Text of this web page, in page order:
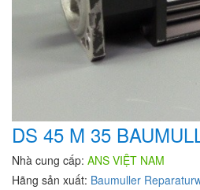
DS 45 M 35
Nhà cung cấp: ANS VIỆT NAM
Hãng sản xuất: Baumuller